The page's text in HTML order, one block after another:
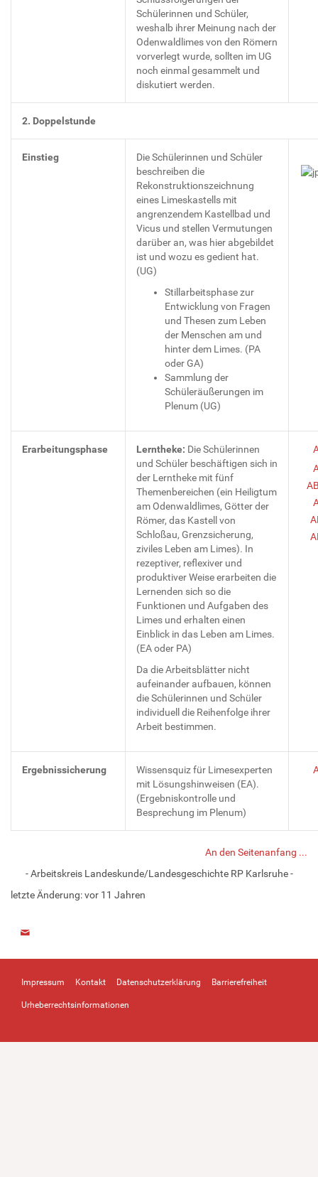
Schülerinnen und Schüler,
weshalb ihrer Meinung nach der
Odenwaldlimes von den Römern
vorverlegt wurde, sollten im UG
noch einmal gesammelt und
diskutiert werden.
2. Doppelstunde
Einstieg
Die Schülerinnen und Schüler
beschreiben die
Rekonstruktionszeichnung
eines Limeskastells mit
angrenzendem Kastellbad und
Vicus und stellen Vermutungen
darüber an, was hier abgebildet
ist und wozu es gedient hat.
(UG)
Stillarbeitsphase zur
Entwicklung von Fragen
und Thesen zum Leben
der Menschen am und
hinter dem Limes. (PA
oder GA)
Sammlung der
Schüleräußerungen im
Plenum (UG)
Erarbeitungsphase Lerntheke: Die Schülerinnen
und Schüler beschäftigen sich in
der Lerntheke mit fünf
Themenbereichen (ein Heiligtum
am Odenwaldlimes, Götter der
Römer, das Kastell von
Schloßau, Grenzsicherung,
ziviles Leben am Limes). In
rezeptiver, reflexiver und
produktiver Weise erarbeiten die
Lernenden sich so die
Funktionen und Aufgaben des
Limes und erhalten einen
Einblick in das Leben am Limes.
(EA oder PA)
Da die Arbeitsblätter nicht
aufeinander aufbauen, können
die Schülerinnen und Schüler
individuell die Reihenfolge ihrer
Arbeit bestimmen.
Ergebnissicherung
Wissensquiz für Limesexperten
mit Lösungshinweisen (EA).
(Ergebniskontrolle und
Besprechung im Plenum)
An den Seitenanfang ...
- Arbeitskreis Landeskunde/Landesgeschichte RP Karlsruhe -
letzte Änderung:vor 11 Jahren
Impressum Kontakt Datenschutzerklärung Barrierefreiheit
Urheberrechtsinformationen